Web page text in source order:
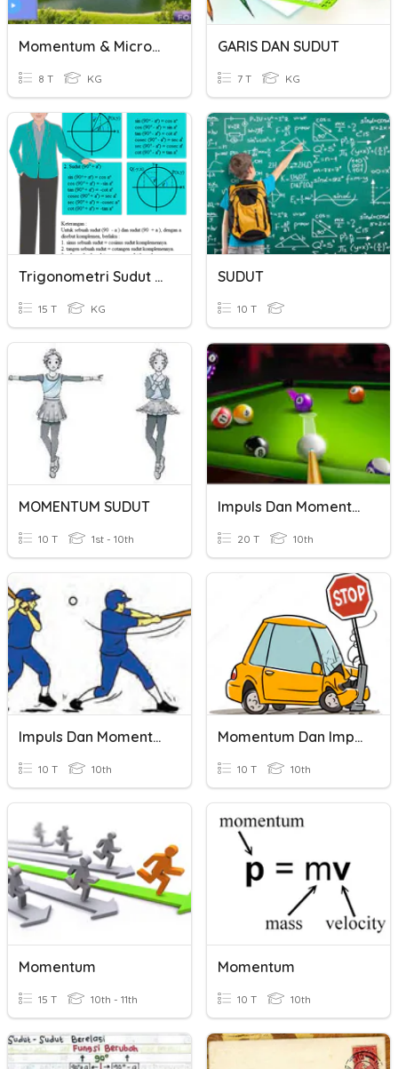
Momentum & Microsoft
8 T KG
GARIS DAN SUDUT
7 T KG
Trigonometri Sudut Berelasi
15 T KG
SUDUT
10 T
MOMENTUM SUDUT
10 T 1st - 10th
Impuls Dan Momentum
20 T 10th
Impuls Dan Momentum
10 T 10th
Momentum Dan Impuls
10 T 10th
Momentum
15 T 10th - 11th
Momentum
10 T 10th